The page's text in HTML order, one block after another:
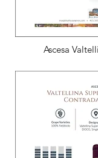
Ascesa